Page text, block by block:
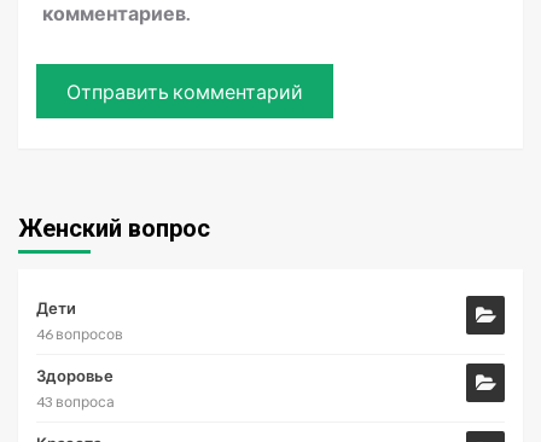
комментариев.
Женский вопрос
Дети
46 вопросов
Здоровье
43 вопроса